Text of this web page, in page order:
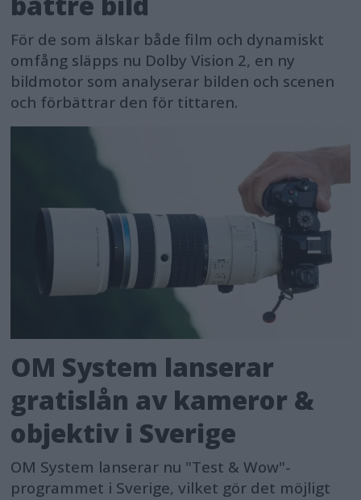
För de som älskar både film och dynamiskt
omfång släpps nu Dolby Vision 2, en ny
bildmotor som analyserar bilden och scenen
och förbättrar den för tittaren.
OM System lanserar
gratislån av kameror &
objektiv i Sverige
OM System lanserar nu "Test & Wow"-
programmet i Sverige, vilket gör det möjligt